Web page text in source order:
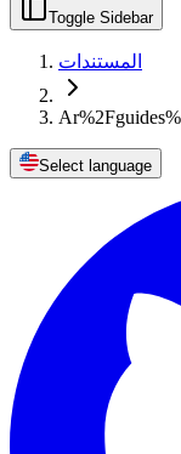
Toggle Sidebar
المستندات
Select language